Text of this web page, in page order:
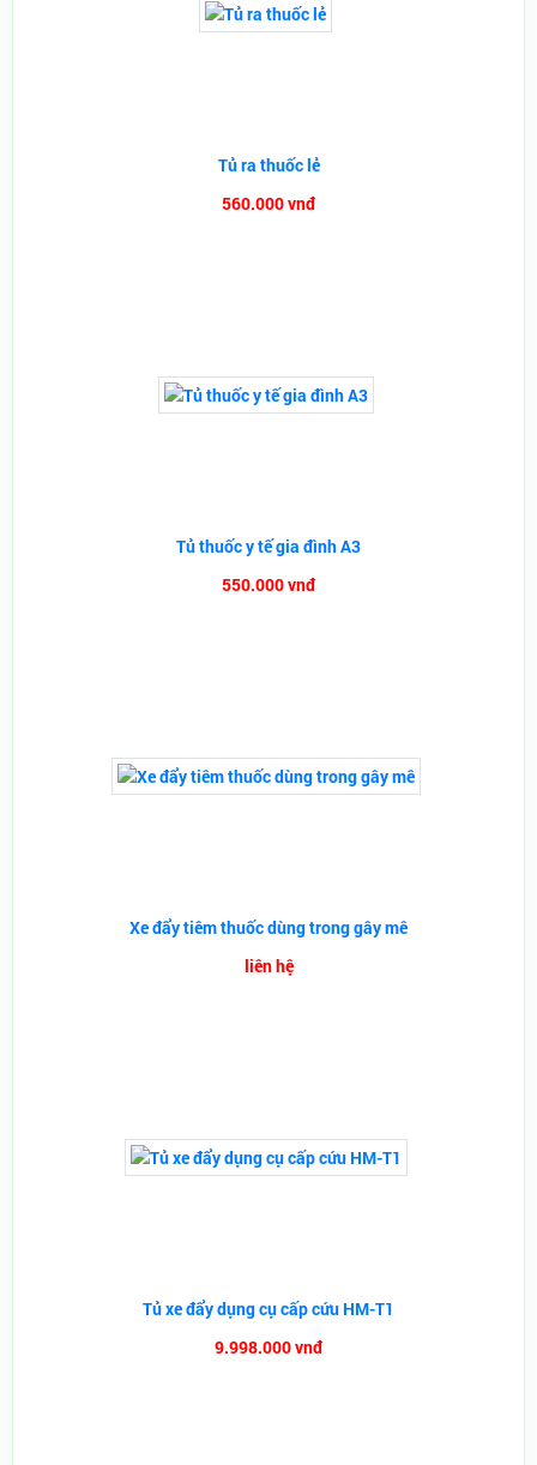
Tủ ra thuốc lẻ
560.000 vnđ
Tủ thuốc y tế gia đình A3
550.000 vnđ
Xe đẩy tiêm thuốc dùng trong gây mê
liên hệ
Tủ xe đẩy dụng cụ cấp cứu HM-T1
9.998.000 vnđ